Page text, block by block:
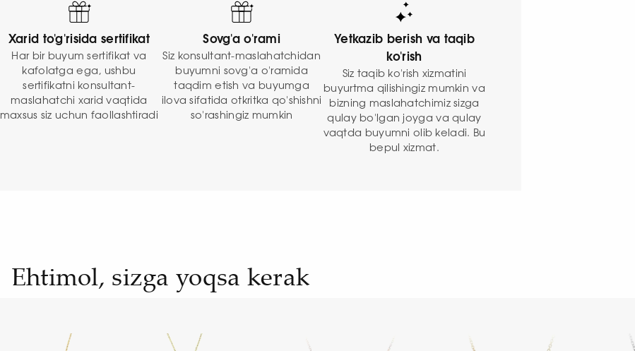
Xarid to'g'risida sertifikat
Har bir buyum sertifikat va
kafolatga ega, ushbu
sertifikatni konsultant-
maslahatchi xarid vaqtida
maxsus siz uchun faollashtiradi
Sovg'a o'rami
Siz konsultant-maslahatchidan
buyumni sovg'a o'ramida
taqdim etish va buyumga
ilova sifatida otkritka qo'shishni
so'rashingiz mumkin
Yetkazib berish va taqib
ko'rish
Siz taqib ko'rish xizmatini
buyurtma qilishingiz mumkin va
bizning maslahatchimiz sizga
qulay bo'lgan joyga va qulay
vaqtda buyumni olib keladi. Bu
bepul xizmat.
Ehtimol, sizga yoqsa kerak